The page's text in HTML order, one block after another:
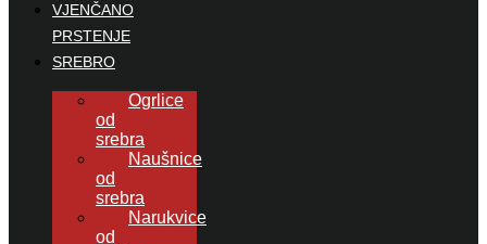
VJENČANO
PRSTENJE
SREBRO
Ogrlice
od
srebra
Naušnice
od
srebra
Narukvice
od